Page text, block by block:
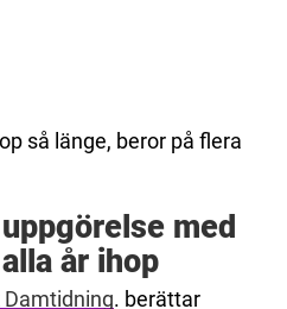
så länge, beror på flera
med
år ihop
Damtidning. berättar